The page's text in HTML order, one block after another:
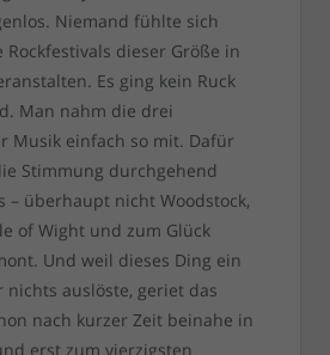
Niemand fühlte sich
dieser Größe in
Es ging kein Ruck
Man nahm die drei
Musik einfach so mit. Dafür
Stimmung durchgehend
– überhaupt nicht Woodstock,
of Wight und zum Glück
Und weil dieses Ding ein
nichts auslöste, geriet das
nach kurzer Zeit beinahe in
erst zum vierzigsten